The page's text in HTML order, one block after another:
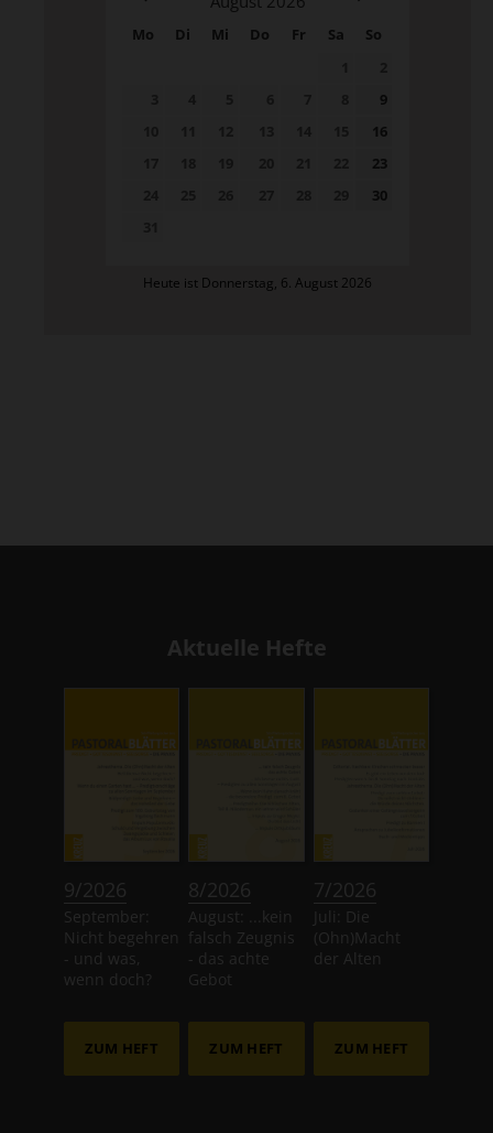
Mo Di Mi Do Fr Sa
So
9
16
23
30
Heute ist Donnerstag, 6. August 2026
Aktuelle Hefte
9/2026
September:
Nicht begehren
- und was,
wenn doch?
ZUM HEFT
8/2026
August: ...kein
falsch Zeugnis
- das achte
Gebot
ZUM HEFT
7/2026
Juli: Die
(Ohn)Macht
der Alten
ZUM HEFT